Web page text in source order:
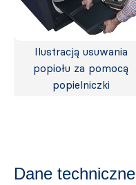
Ilustracją usuwania
popiołu za pomocą
popielniczki
Dane techniczne